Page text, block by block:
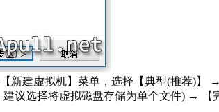
新建虚拟机】菜单，选择【典型(推荐)
议选择将虚拟磁盘存储为单个文件) → 【